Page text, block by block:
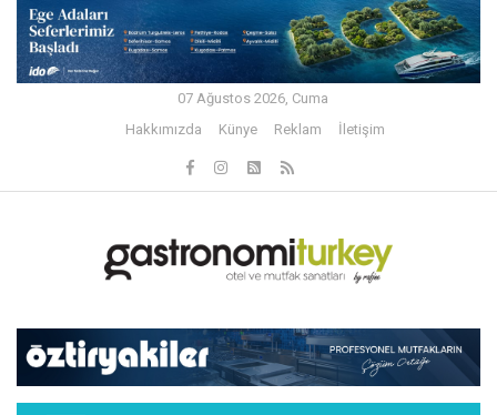
07 Ağustos 2026, Cuma
Hakkımızda
Künye Reklam İletişim